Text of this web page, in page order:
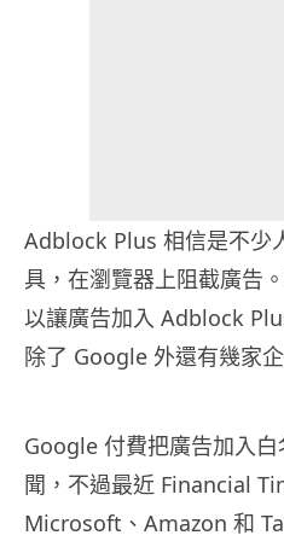
Adblock Plus 相信是不少
具，在瀏覽器上阻截廣告
以讓廣告加入 Adblock
除了 Google 外還有幾家
Google 付費把廣告加入
聞，不過最近 Financial
Microsoft、Amazon 和